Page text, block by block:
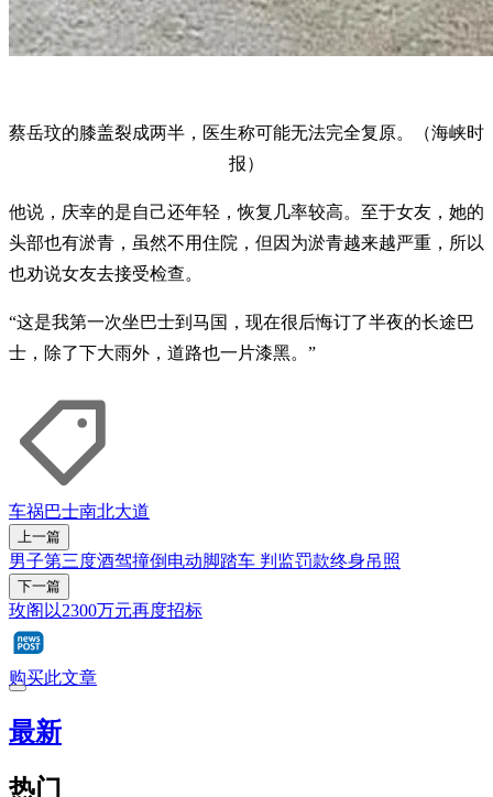
蔡岳玟的膝盖裂成两半，医生称可能无法完全复原。（海峡时
报）
他说，庆幸的是自己还年轻，恢复几率较高。至于女友，她的
头部也有淤青，虽然不用住院，但因为淤青越来越严重，所以
也劝说女友去接受检查。
“这是我第一次坐巴士到马国，现在很后悔订了半夜的长途巴
士，除了下大雨外，道路也一片漆黑。”
车祸巴士南北大道
上一篇
男子第三度酒驾撞倒电动脚踏车 判监罚款终身吊照
下一篇
玫阁以2300万元再度招标
购买此文章
最新
热门